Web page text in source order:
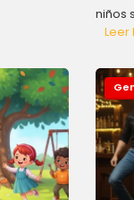
niños
Leer